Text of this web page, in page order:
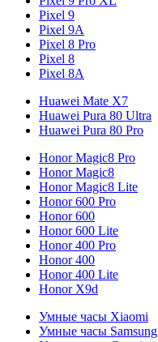
Pixel 9
Pixel 9A
Pixel 8 Pro
Pixel 8
Pixel 8A
Huawei Mate X7
Huawei Pura 80 Ultra
Huawei Pura 80 Pro
Honor Magic8 Pro
Honor Magic8
Honor Magic8 Lite
Honor 600 Pro
Honor 600
Honor 600 Lite
Honor 400 Pro
Honor 400
Honor 400 Lite
Honor X9d
Умные часы Xiaomi
Умные часы Samsung